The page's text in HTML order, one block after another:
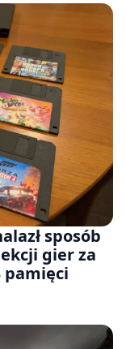
sposób
gier za
pamięci